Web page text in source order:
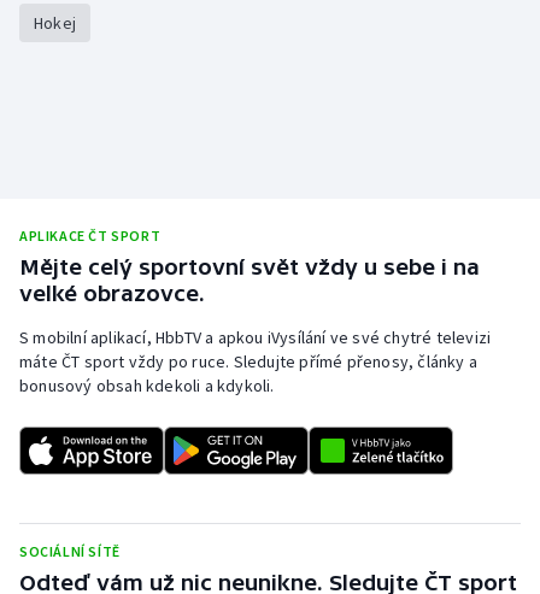
Parasport
Rychlobruslení
Rychlostní kanoistika
Short track
Stolní tenis
Hokej
APLIKACE ČT SPORT
Mějte celý sportovní svět vždy u sebe i na
velké obrazovce.
S mobilní aplikací, HbbTV a apkou iVysílání ve své chytré televizi
máte ČT sport vždy po ruce. Sledujte přímé přenosy, články a
bonusový obsah kdekoli a kdykoli.
SOCIÁLNÍ SÍTĚ
Odteď vám už nic neunikne. Sledujte ČT sport